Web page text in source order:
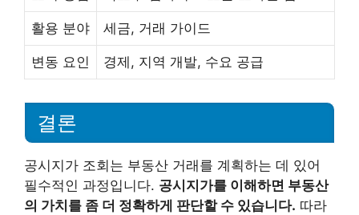
활용 분야 세금, 거래 가이드
변동 요인 경제, 지역 개발, 수요 공급
결론
공시지가 조회는 부동산 거래를 계획하는 데 있어
필수적인 과정입니다. 공시지가를 이해하면 부동산
의 가치를 좀 더 정확하게 판단할 수 있습니다. 따라